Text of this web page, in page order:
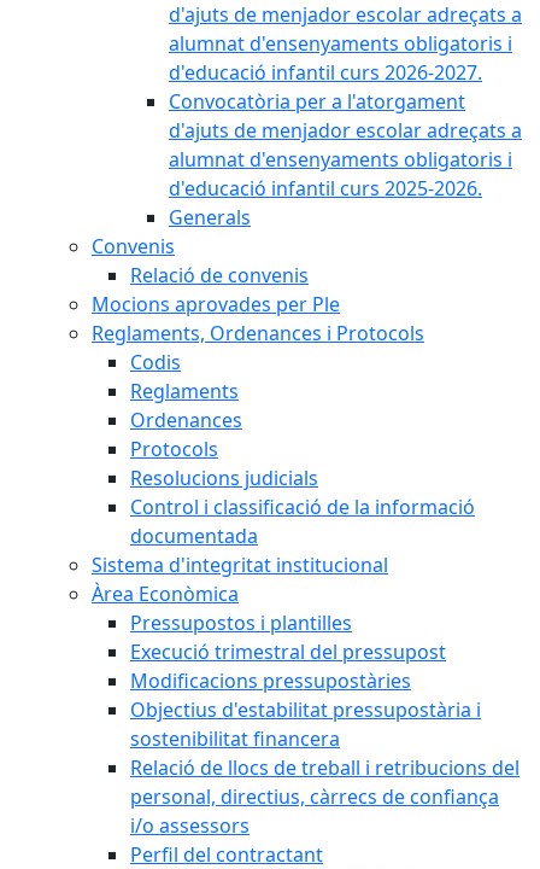
d'ajuts de menjador escolar adreçats a
alumnat d'ensenyaments obligatoris i
d'educació infantil curs 2026-2027.
Convocatòria per a l'atorgament
d'ajuts de menjador escolar adreçats a
alumnat d'ensenyaments obligatoris i
d'educació infantil curs 2025-2026.
Generals
Convenis
Relació de convenis
Mocions aprovades per Ple
Reglaments, Ordenances i Protocols
Codis
Reglaments
Ordenances
Protocols
Resolucions judicials
Control i classificació de la informació
documentada
Sistema d'integritat institucional
Àrea Econòmica
Pressupostos i plantilles
Execució trimestral del pressupost
Modificacions pressupostàries
Objectius d'estabilitat pressupostària i
sostenibilitat financera
Relació de llocs de treball i retribucions del
personal, directius, càrrecs de confiança
i/o assessors
Perfil del contractant